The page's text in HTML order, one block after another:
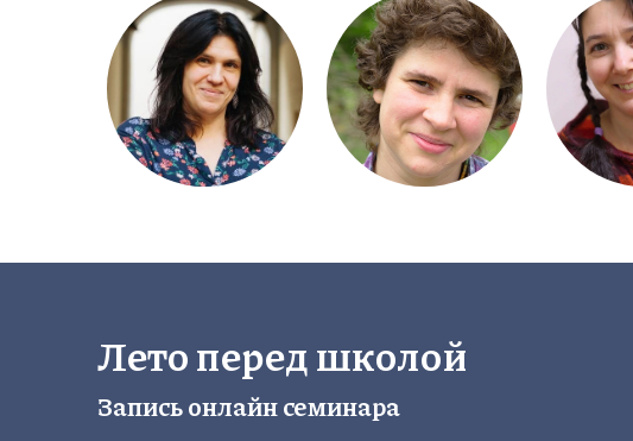
Лето перед школой
Запись онлайн семинара